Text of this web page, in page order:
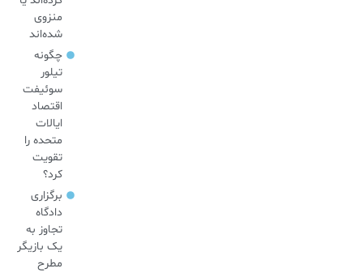
منزوی
شده‌اند
چگونه
تیلور
سوئیفت
اقتصاد
ایالات
متحده را
تقویت
کرد؟
برگزاری
دادگاه
تجاوز به
یک بازیگر
مطرح